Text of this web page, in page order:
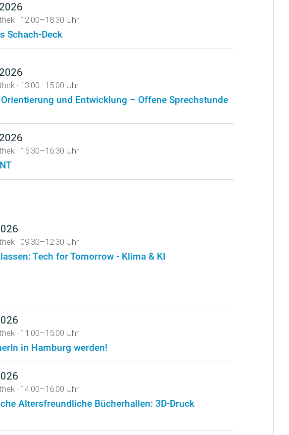
· 12:00–18:30 Uhr
Schach-Deck
· 13:00–15:00 Uhr
und Entwicklung – Offene Sprechstunde
· 15:30–16:30 Uhr
· 09:30–12:30 Uhr
Tech for Tomorrow - Klima & KI
· 11:00–15:00 Uhr
in Hamburg werden!
· 14:00–16:00 Uhr
Altersfreundliche Bücherhallen: 3D-Druck